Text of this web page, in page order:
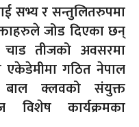
सभ्य र सन्तुलितरुपमा
जोड दिएका छन्
तीजको अवसरमा
एकेडेमीमा गठित नेपाल
क्लवको संयुक्त
विशेष कार्यक्रमका